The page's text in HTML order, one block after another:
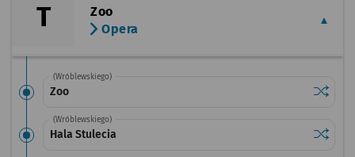
T
Zoo
Opera
(Wróblewskiego)
Zoo
(Wróblewskiego)
Hala Stulecia